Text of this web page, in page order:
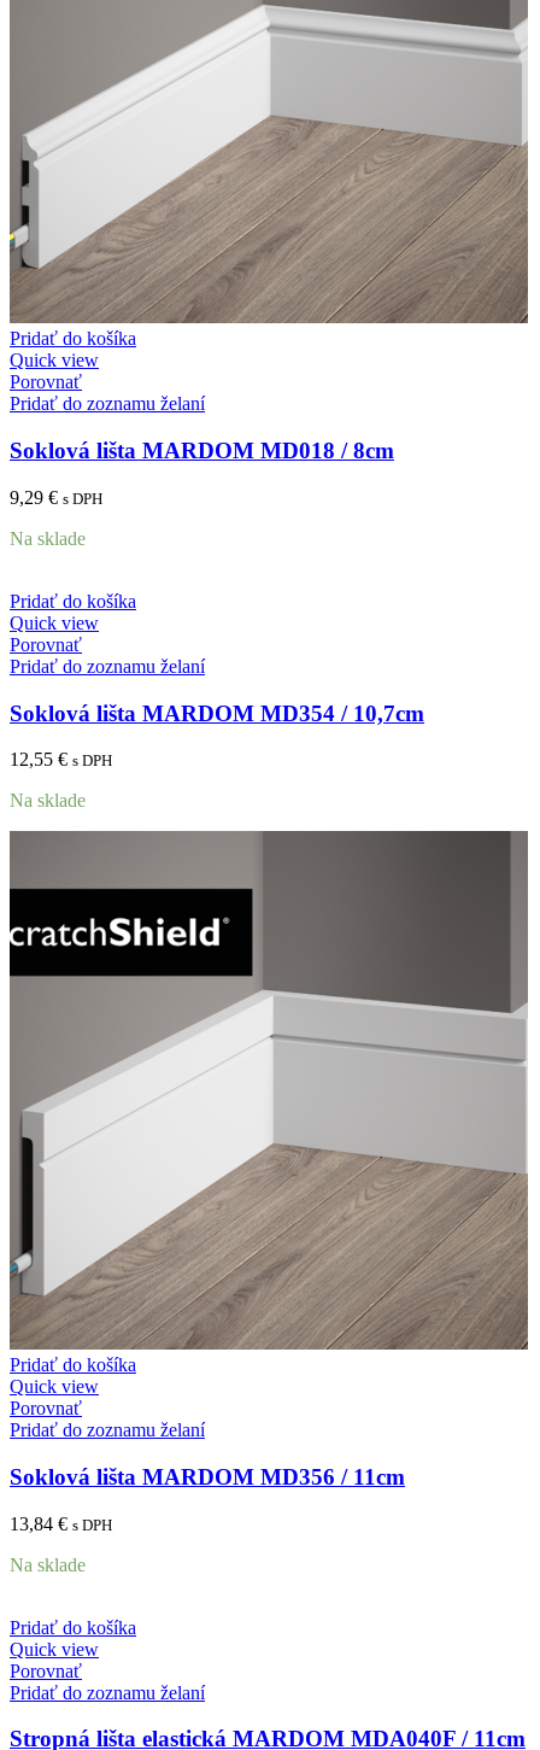
Pridať do košíka
Quick view
Porovnať
Pridať do zoznamu želaní
Soklová lišta MARDOM MD018 / 8cm
9,29 € s DPH
Na sklade
Pridať do košíka
Quick view
Porovnať
Pridať do zoznamu želaní
Soklová lišta MARDOM MD354 / 10,7cm
12,55 € s DPH
Na sklade
Pridať do košíka
Quick view
Porovnať
Pridať do zoznamu želaní
Soklová lišta MARDOM MD356 / 11cm
13,84 € s DPH
Na sklade
Pridať do košíka
Quick view
Porovnať
Pridať do zoznamu želaní
Stropná lišta elastická MARDOM MDA040F / 11cm